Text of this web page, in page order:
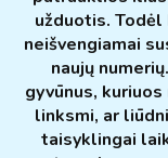
užduotis.
neišvengiamai
naujų numerių. Mano dukrytė nuolat kalba apie
gyvūnus,
linksmi, ar
taisyklingai